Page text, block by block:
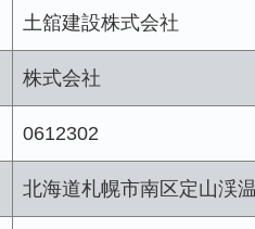
土舘建設株式会社
株式会社
0612302
北海道札幌市南区定山渓